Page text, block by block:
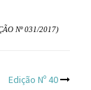
Nº 031/2017)
Edição Nº 40